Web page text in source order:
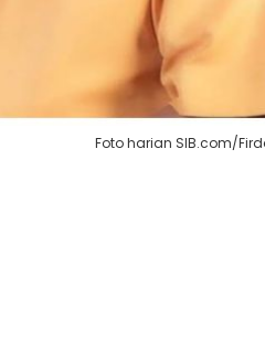
Foto harian SIB.com/